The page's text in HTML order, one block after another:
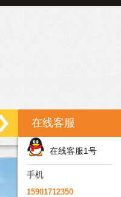
联系我们
在线客服
在线客服1号
手机
15901712350